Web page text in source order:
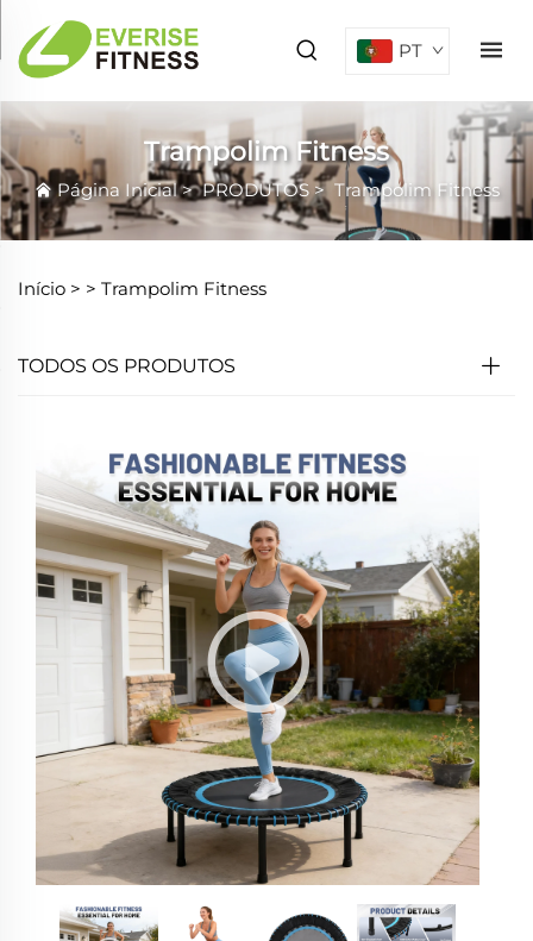
PT
Trampolim Fitness
Página Inicial>PRODUTOS> Trampolim Fitness
Início > > Trampolim Fitness
TODOS OS PRODUTOS